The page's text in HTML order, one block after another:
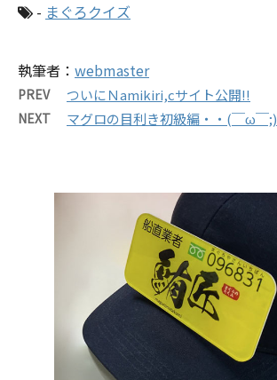
- まぐろクイズ
執筆者： webmaster
PREV ついにＮamikiri,cサイト公開!!
NEXT マグロの目利き初級編・・(￣ω￣;)